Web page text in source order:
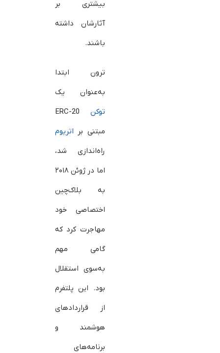
بیشتری بر
آثارشان داشته
باشند.
ترون ابتدا
به‌عنوان یک
توکن
ERC-20
مبتنی بر اتریوم
راه‌اندازی شد،
اما در ژوئن ۲۰۱۸
به بلاک‌چین
اختصاصی خود
مهاجرت کرد که
گامی مهم
به‌سوی استقلال
بود. این پلتفرم
از قراردادهای
هوشمند و
برنامه‌های